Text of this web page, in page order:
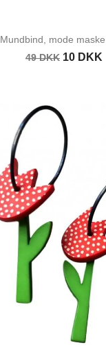
Mundbind, mode
49 DKK 10 DKK